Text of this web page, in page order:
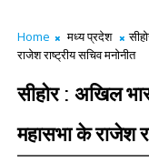
Home मध्य प्रदेश
राजेश राष्ट्रीय सचिव मनोनीत
सीहोर : अखिल
महासभा के राजेश